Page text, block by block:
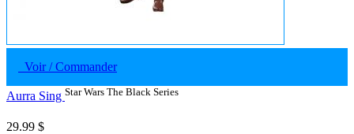
Voir / Commander
Aurra Sing Star Wars The Black Series
29.99 $